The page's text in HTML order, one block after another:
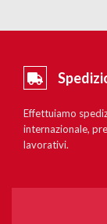
Effettuiamo
internazionale,
lavorativi.